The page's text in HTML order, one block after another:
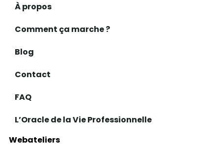
À propos
Comment ça marche ?
Blog
Contact
FAQ
L’Oracle de la Vie Professionnelle
Webateliers